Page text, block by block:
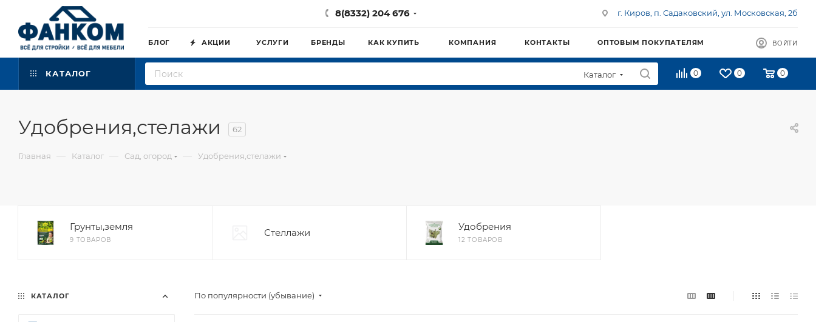
8(8332) 204 676 г. Киров, п. Садаковский, ул. Московская, 2б
БЛОГ АКЦИИ УСЛУГИ БРЕНДЫ КАК КУПИТЬ КОМПАНИЯ КОНТАКТЫ ОПТОВЫМ ПОКУПАТЕЛЯМ ВОЙТИ
КАТАЛОГ Каталог 0 0 0
Удобрения,стелажи 62
Главная — Каталог — Сад, огород — Удобрения,стелажи
Грунты,земля
9 ТОВАРОВ
Стеллажи
Удобрения
12 ТОВАРОВ
По популярности (убывание)
КАТАЛОГ